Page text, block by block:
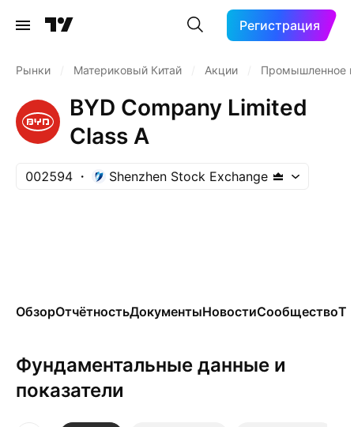
Регистрация
Рынки Материковый Китай Акции Промышленное
BYD Company Limited
Class A
002594 Shenzhen Stock Exchange
ОбзорОтчётностьДокументыНовостиСообщество
Фундаментальные данные и
показатели